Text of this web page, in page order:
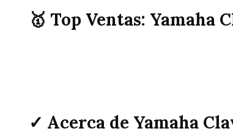
🥇 Top Ventas: Yamaha
✓ Acerca de Yamaha